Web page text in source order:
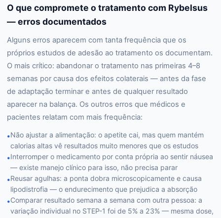
O que compromete o tratamento com Rybelsus
— erros documentados
Alguns erros aparecem com tanta frequência que os
próprios estudos de adesão ao tratamento os documentam.
O mais crítico: abandonar o tratamento nas primeiras 4–8
semanas por causa dos efeitos colaterais — antes da fase
de adaptação terminar e antes de qualquer resultado
aparecer na balança. Os outros erros que médicos e
pacientes relatam com mais frequência:
•Não ajustar a alimentação: o apetite cai, mas quem mantém
calorias altas vê resultados muito menores que os estudos
•Interromper o medicamento por conta própria ao sentir náusea
— existe manejo clínico para isso, não precisa parar
•Reusar agulhas: a ponta dobra microscopicamente e causa
lipodistrofia — o endurecimento que prejudica a absorção
•Comparar resultado semana a semana com outra pessoa: a
variação individual no STEP-1 foi de 5% a 23% — mesma dose,